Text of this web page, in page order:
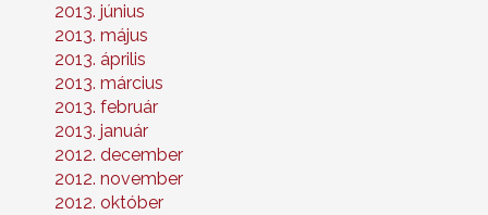
2013. június
2013. május
2013. április
2013. március
2013. február
2013. január
2012. december
2012. november
2012. október